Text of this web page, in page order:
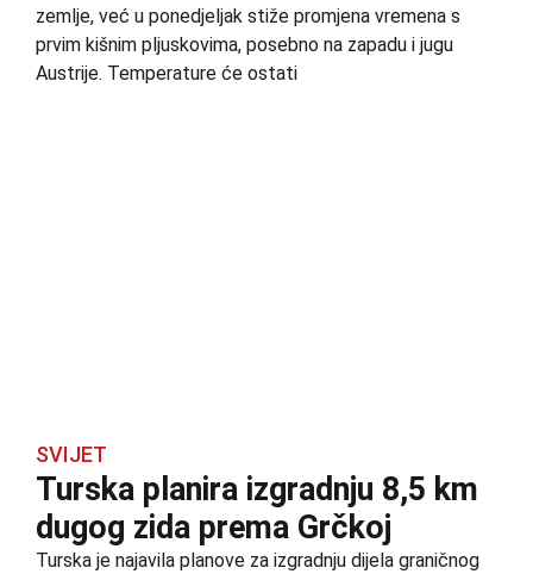
zemlje, već u ponedjeljak stiže promjena vremena s
prvim kišnim pljuskovima, posebno na zapadu i jugu
Austrije. Temperature će ostati
SVIJET
Turska planira izgradnju 8,5 km
dugog zida prema Grčkoj
Turska je najavila planove za izgradnju dijela graničnog